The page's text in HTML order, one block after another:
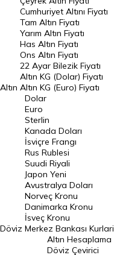
Endeksler
DÖVİZ
Döviz Kuru
Dolar Kuru
Euro Kuru
Pound Kuru
Frank Kuru
Riyal Kuru
Avustralya Doları
Danimarka Kronu Kuru
Kanada Doları Kuru
Norveç Kronu Kuru
İsveç Kronu Kuru
Altın
Cumhuriyet Altını Fiyatı
Tam Altın Fiyatı
Yarım Altın Fiyatı
Has Altın Fiyatı
Ons Altın Fiyatı
22 Ayar Bilezik Fiyatı
Altın KG (Dolar) Fiyatı
Altın KG (Euro) Fiyatı
Döviz
Dolar
Euro
Sterlin
Kanada Doları
İsviçre Frangı
Rus Rublesi
Suudi Riyali
Japon Yeni
Avustralya Doları
Norveç Kronu
Danimarka Kronu
İsveç Kronu
Merkez Bankası Kurlari
Altın Hesaplama
Döviz Çevirici